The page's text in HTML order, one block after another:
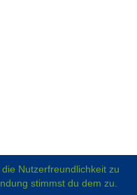
Nutzerfreundlichkeit zu
stimmst du dem zu.